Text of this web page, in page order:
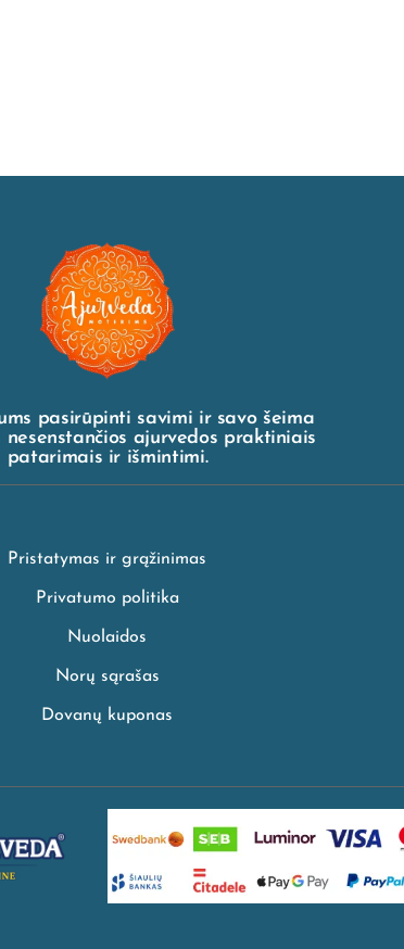
pasirūpinti savimi ir savo šeima
nesenstančios ajurvedos praktiniais
patarimais ir išmintimi.
Pristatymas ir grąžinimas
Privatumo politika
Nuolaidos
Norų sąrašas
Dovanų kuponas